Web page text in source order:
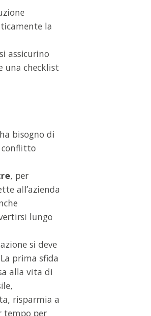
la
assicurino
una checklist
bisogno di
conflitto
, per
all’azienda
lungo
si deve
prima sfida
alla vita di
risparmia a
tempo per